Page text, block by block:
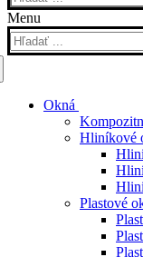
Menu
Hľadať:
Okná
Hliníkové
Plastové